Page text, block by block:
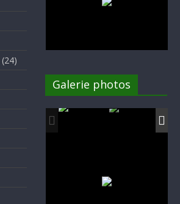
(24)
Galerie photos